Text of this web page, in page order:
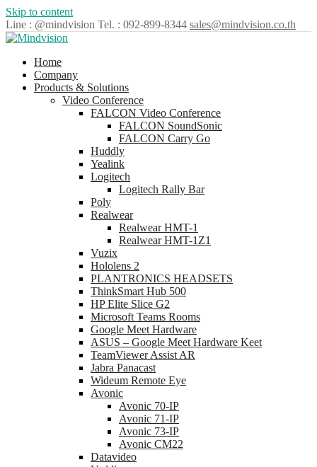
Skip to content
Line : @mindvision Tel. : 092-899-8344 sales@mindvision.co.th
Home
Company
Products & Solutions
Video Conference
FALCON Video Conference
FALCON SoundSonic
FALCON Carry Go
Huddly
Yealink
Logitech
Logitech Rally Bar
Poly
Realwear
Realwear HMT-1
Realwear HMT-1Z1
Vuzix
Hololens 2
PLANTRONICS HEADSETS
ThinkSmart Hub 500
HP Elite Slice G2
Microsoft Teams Rooms
Google Meet Hardware
ASUS – Google Meet Hardware Keet
TeamViewer Assist AR
Jabra Panacast
Wideum Remote Eye
Avonic
Avonic 70-IP
Avonic 71-IP
Avonic 73-IP
Avonic CM22
Datavideo